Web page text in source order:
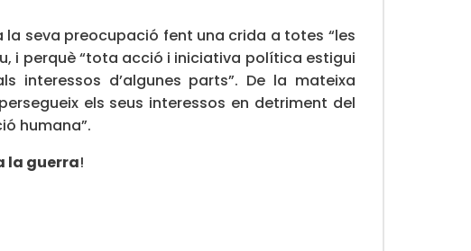
la seva preocupació fent una crida a totes “les
i perquè “tota acció i iniciativa política estigui
interessos d’algunes parts”. De la mateixa
els seus interessos en detriment del
humana”.
la guerra!